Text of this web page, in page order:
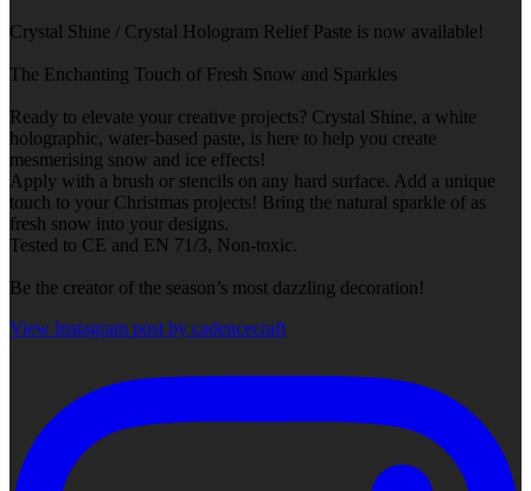
Crystal Shine / Crystal Hologram Relief Paste is now available!
The Enchanting Touch of Fresh Snow and Sparkles
Ready to elevate your creative projects? Crystal Shine, a white
holographic, water-based paste, is here to help you create
mesmerising snow and ice effects!
Apply with a brush or stencils on any hard surface. Add a unique
touch to your Christmas projects! Bring the natural sparkle of as
fresh snow into your designs.
Tested to CE and EN 71/3, Non-toxic.
Be the creator of the season’s most dazzling decoration!
View Instagram post by cadencecraft